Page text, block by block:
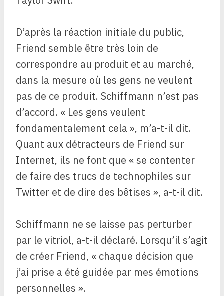
D’après la réaction initiale du public,
Friend semble être très loin de
correspondre au produit et au marché,
dans la mesure où les gens ne veulent
pas de ce produit. Schiffmann n’est pas
d’accord. « Les gens veulent
fondamentalement cela », m’a-t-il dit.
Quant aux détracteurs de Friend sur
Internet, ils ne font que « se contenter
de faire des trucs de technophiles sur
Twitter et de dire des bêtises », a-t-il dit.
Schiffmann ne se laisse pas perturber
par le vitriol, a-t-il déclaré. Lorsqu’il s’agit
de créer Friend, « chaque décision que
j’ai prise a été guidée par mes émotions
personnelles ».